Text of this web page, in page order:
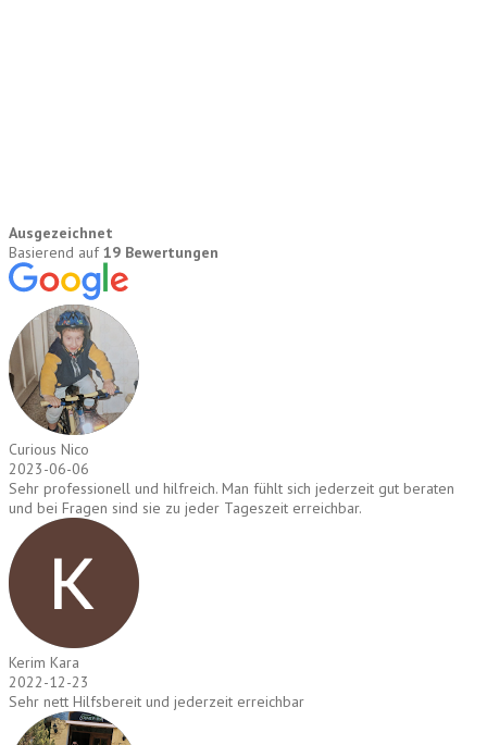
Ausgezeichnet
Basierend auf19 Bewertungen
Curious Nico
2023-06-06
Sehr professionell und hilfreich. Man fühlt sich jederzeit gut beraten
und bei Fragen sind sie zu jeder Tageszeit erreichbar.
Kerim Kara
2022-12-23
Sehr nett Hilfsbereit und jederzeit erreichbar